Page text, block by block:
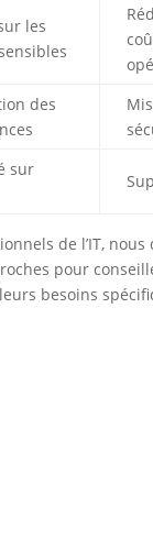
les
des
sur
de l’IT,
pour
besoins